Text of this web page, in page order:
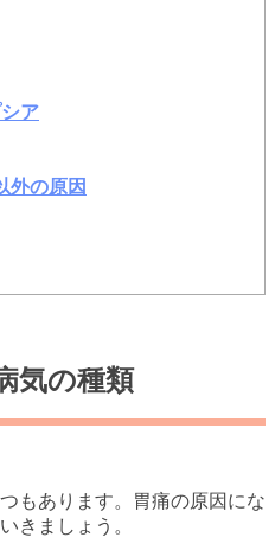
ア
外の原因
気の種類
もあります。胃痛の原因にな
きましょう。